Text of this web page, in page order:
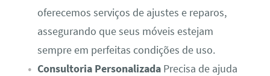
oferecemos serviços de ajustes e reparos,
assegurando que seus móveis estejam
sempre em perfeitas condições de uso.
Consultoria PersonalizadaPrecisa de ajuda